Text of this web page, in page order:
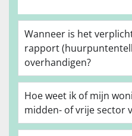
Wanneer is het
rapport
overhandigen?
Hoe weet ik of mijn
midden- of vrije sector